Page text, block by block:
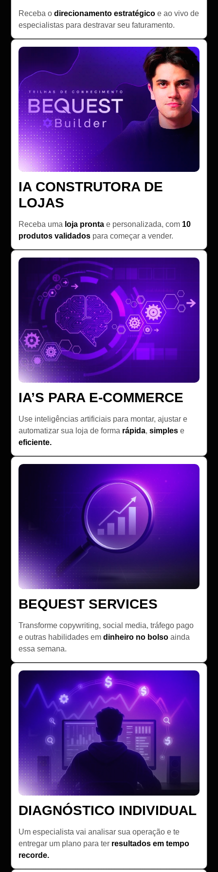
Receba odirecionamento estratégico e ao vivo de
especialistas para destravar seu faturamento.
IA CONSTRUTORA DE
LOJAS
Receba uma loja pronta e personalizada, com 10
produtos validados para começar a vender.
IA’S PARA E-COMMERCE
Use inteligências artificiais para montar, ajustar e
automatizar sua loja de forma rápida,simples e
eficiente.
BEQUEST SERVICES
Transforme copywriting, social media, tráfego pago
e outras habilidades emdinheiro no bolsoainda
essa semana.
DIAGNÓSTICO INDIVIDUAL
Um especialista vai analisar sua operação e te
entregar um plano para ter resultados em tempo
recorde.